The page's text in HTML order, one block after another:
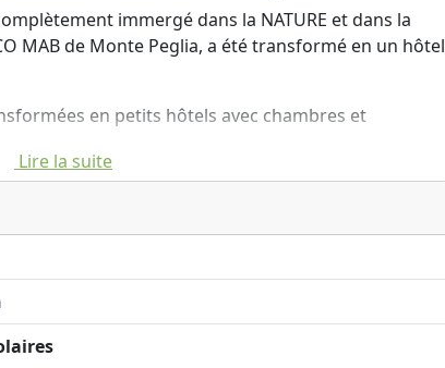
immergé dans la NATURE et dans la
MAB de Monte Peglia, a été transformé en un hôtel
en petits hôtels avec chambres et
la grande propriété, ont été rénovées dans le
rurales et destinées à un accueil de qualité. Vous
et des appartements confortables avec
mais dans chaque ferme il y a une connexion Wi-
Lire la suite